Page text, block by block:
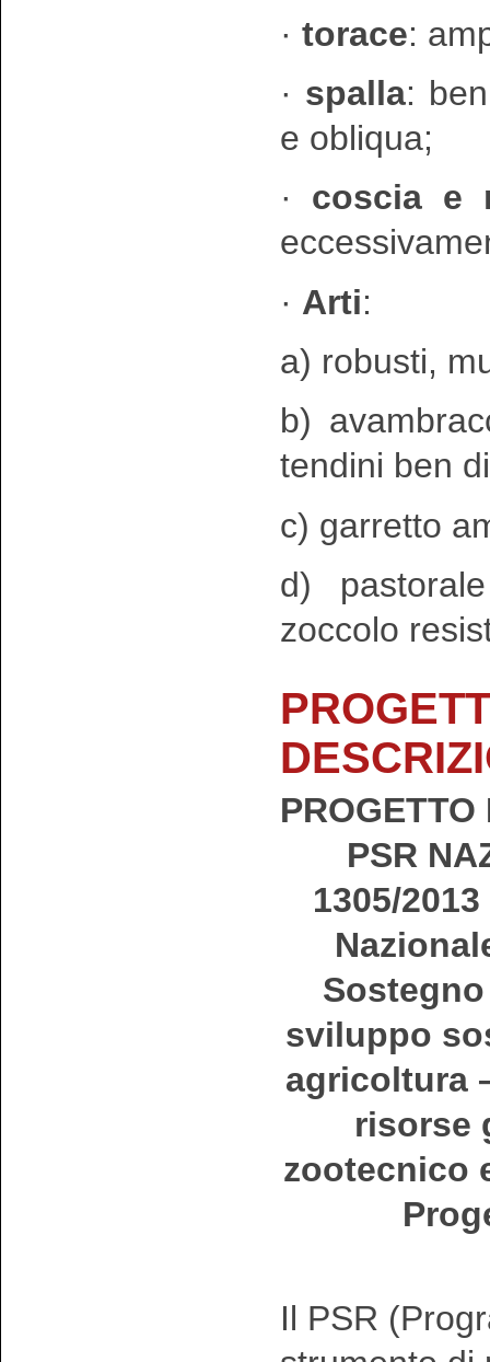
· torace:
· spalla:
e obliqua;
· coscia e
· Arti:
a) robusti,
b)
tendini ben
c) garretto
d)
zoccolo
PSR
1305/
sviluppo
agricoltura
risorse
zootecnico
Il PSR